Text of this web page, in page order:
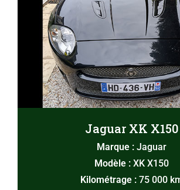
Jaguar XK X150
Marque : Jaguar
Modèle : XK X150
Kilométrage : 75 000